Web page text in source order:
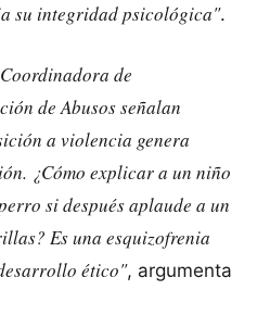
su integridad psicológica".
de
de Abusos señalan
a violencia genera
¿Cómo explicar a un niño
si después aplaude a un
Es una esquizofrenia
ético", argumenta